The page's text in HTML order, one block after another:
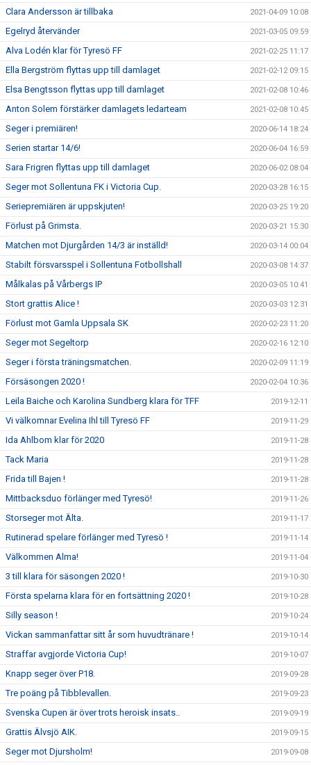
Clara Andersson är tillbaka 2021-04-09 10:08
Egelryd återvänder 2021-03-05 09:59
Alva Lodén klar för Tyresö FF 2021-02-25 11:17
Ella Bergström flyttas upp till damlaget 2021-02-12 09:15
Elsa Bengtsson flyttas upp till damlaget 2021-02-08 10:46
Anton Solem förstärker damlagets ledarteam 2021-02-08 10:45
Seger i premiären! 2020-06-14 18:24
Serien startar 14/6! 2020-06-04 16:59
Sara Frigren flyttas upp till damlaget 2020-06-02 08:04
Seger mot Sollentuna FK i Victoria Cup. 2020-03-28 16:15
Seriepremiären är uppskjuten! 2020-03-25 19:20
Förlust på Grimsta. 2020-03-21 15:30
Matchen mot Djurgården 14/3 är inställd! 2020-03-14 00:04
Stabilt försvarsspel i Sollentuna Fotbollshall 2020-03-08 14:37
Målkalas på Vårbergs IP 2020-03-05 10:41
Stort grattis Alice ! 2020-03-03 12:31
Förlust mot Gamla Uppsala SK 2020-02-23 11:20
Seger mot Segeltorp 2020-02-16 12:10
Seger i första träningsmatchen. 2020-02-09 11:19
Försäsongen 2020 ! 2020-02-04 10:36
Leila Baiche och Karolina Sundberg klara för TFF 2019-12-11
Vi välkomnar Evelina Ihl till Tyresö FF 2019-11-29
Ida Ahlbom klar för 2020 2019-11-28
Tack Maria 2019-11-28
Frida till Bajen ! 2019-11-28
Mittbacksduo förlänger med Tyresö! 2019-11-26
Storseger mot Älta. 2019-11-17
Rutinerad spelare förlänger med Tyresö ! 2019-11-14
Välkommen Alma! 2019-11-04
3 till klara för säsongen 2020 ! 2019-10-30
Första spelarna klara för en fortsättning 2020 ! 2019-10-28
Silly season ! 2019-10-24
Vickan sammanfattar sitt år som huvudtränare ! 2019-10-14
Straffar avgjorde Victoria Cup! 2019-10-07
Knapp seger över P18. 2019-09-28
Tre poäng på Tibblevallen. 2019-09-23
Svenska Cupen är över trots heroisk insats.. 2019-09-19
Grattis Älvsjö AIK. 2019-09-15
Seger mot Djursholm! 2019-09-08